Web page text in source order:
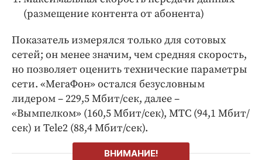
(размещение контента от абонента)
Показатель измерялся только для сотовых
сетей; он менее значим, чем средняя скорость,
но позволяет оценить технические параметры
сети. «МегаФон» остался безусловным
лидером – 229,5 Мбит/сек, далее –
«Вымпелком» (160,5 Мбит/сек), МТС (94,1 Мбит/
сек) и Tele2 (88,4 Мбит/сек).
ВНИМАНИЕ!